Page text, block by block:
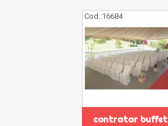
Cod.:16684
contratar buffet